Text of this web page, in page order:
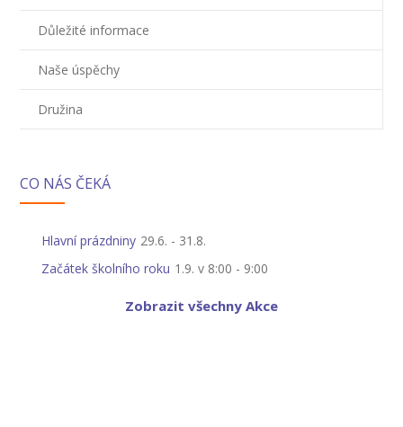
Důležité informace
Naše úspěchy
Družina
CO NÁS ČEKÁ
Hlavní prázdniny 29.6. - 31.8.
Začátek školního roku 1.9. v 8:00 - 9:00
Zobrazit všechny Akce